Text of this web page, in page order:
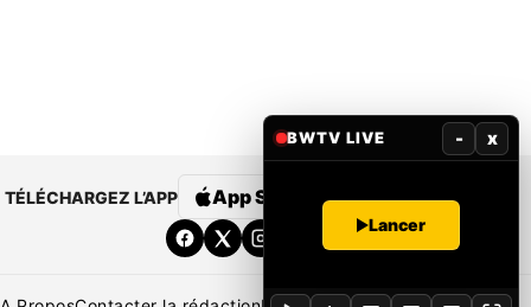
TÉLÉCHARGEZ L’APP App Store Google Play
BWTV LIVE - x
Lancer